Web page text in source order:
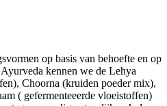
op basis van behoefte en op
kennen we de Lehya
Choorna (kruiden poeder mix),
( gefermenteeerde vloeistoffen)